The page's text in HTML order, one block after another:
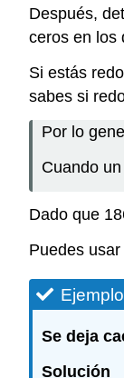
Después,
ceros en los
Si estás
sabes si
Por lo
Cuando
Dado que
Puedes
Ejemplo
Se deja
Solución